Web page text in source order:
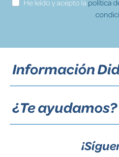
He leído y acepto la política
Información
¿Te ayudamos?